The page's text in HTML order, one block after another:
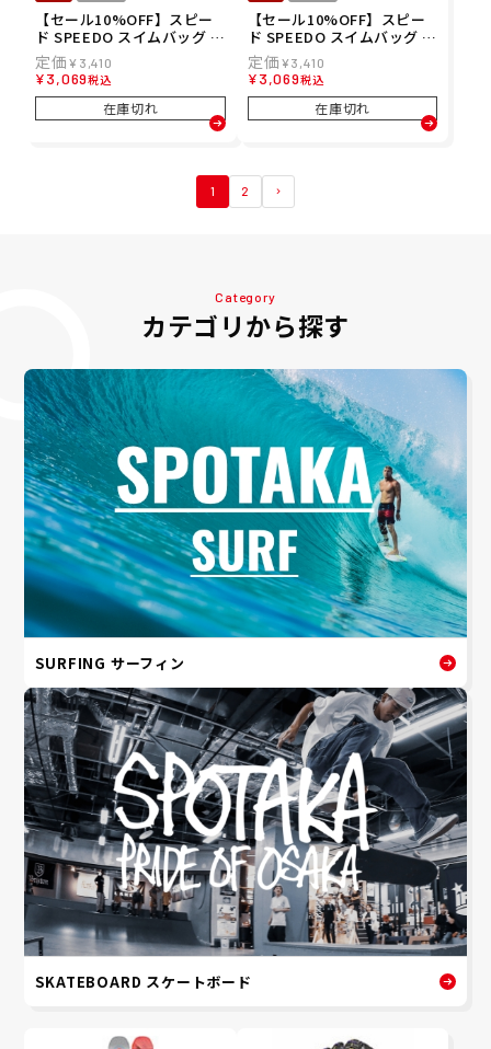
【セール10%OFF】スピー
ド SPEEDO スイムバッグ S
E22603-K
¥ 3,410
¥3,069税込
在庫切れ
【セール10%OFF】スピー
ド SPEEDO スイムバッグ S
E22603-BL
¥3,410
¥3,069税込
在庫切れ
1 2
Category
カテゴリから探す
SURFING サーフィン
SKATEBOARD スケートボード